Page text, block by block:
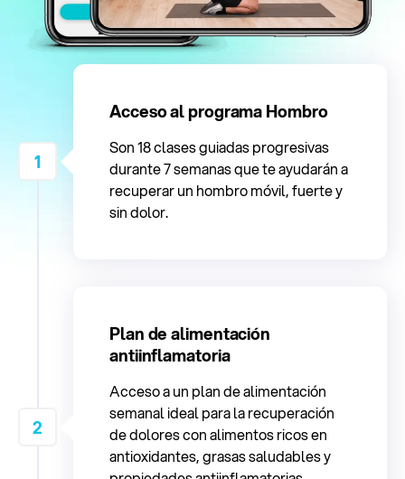
Acceso al programa Hombro
Son 18 clases guiadas progresivas
durante 7 semanas que te ayudarán a
recuperar un hombro móvil, fuerte y
sin dolor.
1
Plan de alimentación
antiinflamatoria
Acceso a un plan de alimentación
semanal ideal para la recuperación
de dolores con alimentos ricos en
antioxidantes, grasas saludables y
2